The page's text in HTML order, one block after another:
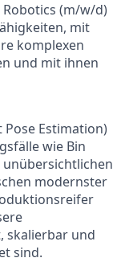
Robotics (m/w/d)
mit
komplexen
und mit ihnen
Estimation)
wie Bin
modernster
skalierbar und
sind.